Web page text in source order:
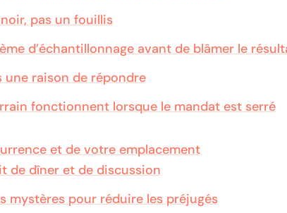
pas un fouillis
d’échantillonnage avant de blâmer le
une raison de répondre
fonctionnent lorsque le mandat est serré
et de votre emplacement
de dîner et de discussion
mystères pour réduire les préjugés